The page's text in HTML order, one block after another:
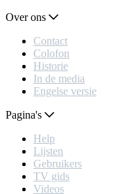
Over ons
Contact
Colofon
Historie
In de media
Engelse versie
Pagina's
Help
Lijsten
Gebruikers
TV gids
Videos